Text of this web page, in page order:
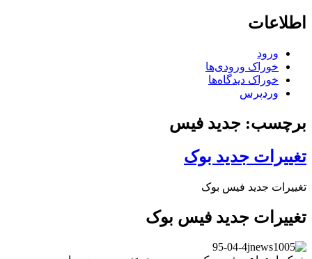
اطلاعات
ورود
خوراک ورودی‌ها
خوراک دیدگاه‌ها
وردپرس
برچسب: جدید فیس
تغییرات جدید بوک
تغییرات جدید فیس بوک
تغییرات جدید فیس بوک